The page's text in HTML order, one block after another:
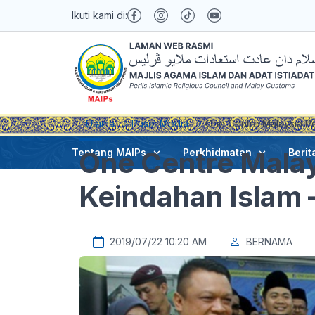
Ikuti kami di:
Tentang MAIPs Perkhidmatan
Utama Pusat Media One Centre Malaysia
One Centre
Keindahan Islam
2019/07/22 10:20 AM BERNAMA